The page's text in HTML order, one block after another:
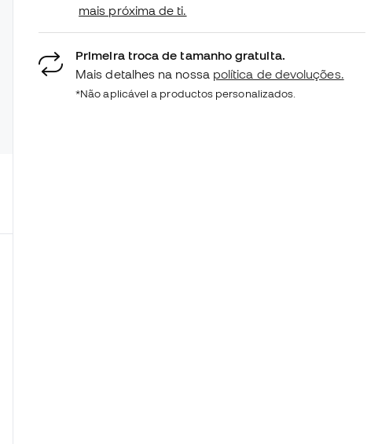
mais próxima de ti.
Primeira troca de tamanho gratuita.
Mais detalhes na nossa política de devoluções.
*Não aplicável a productos personalizados.